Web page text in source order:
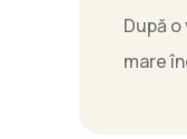
După
mare